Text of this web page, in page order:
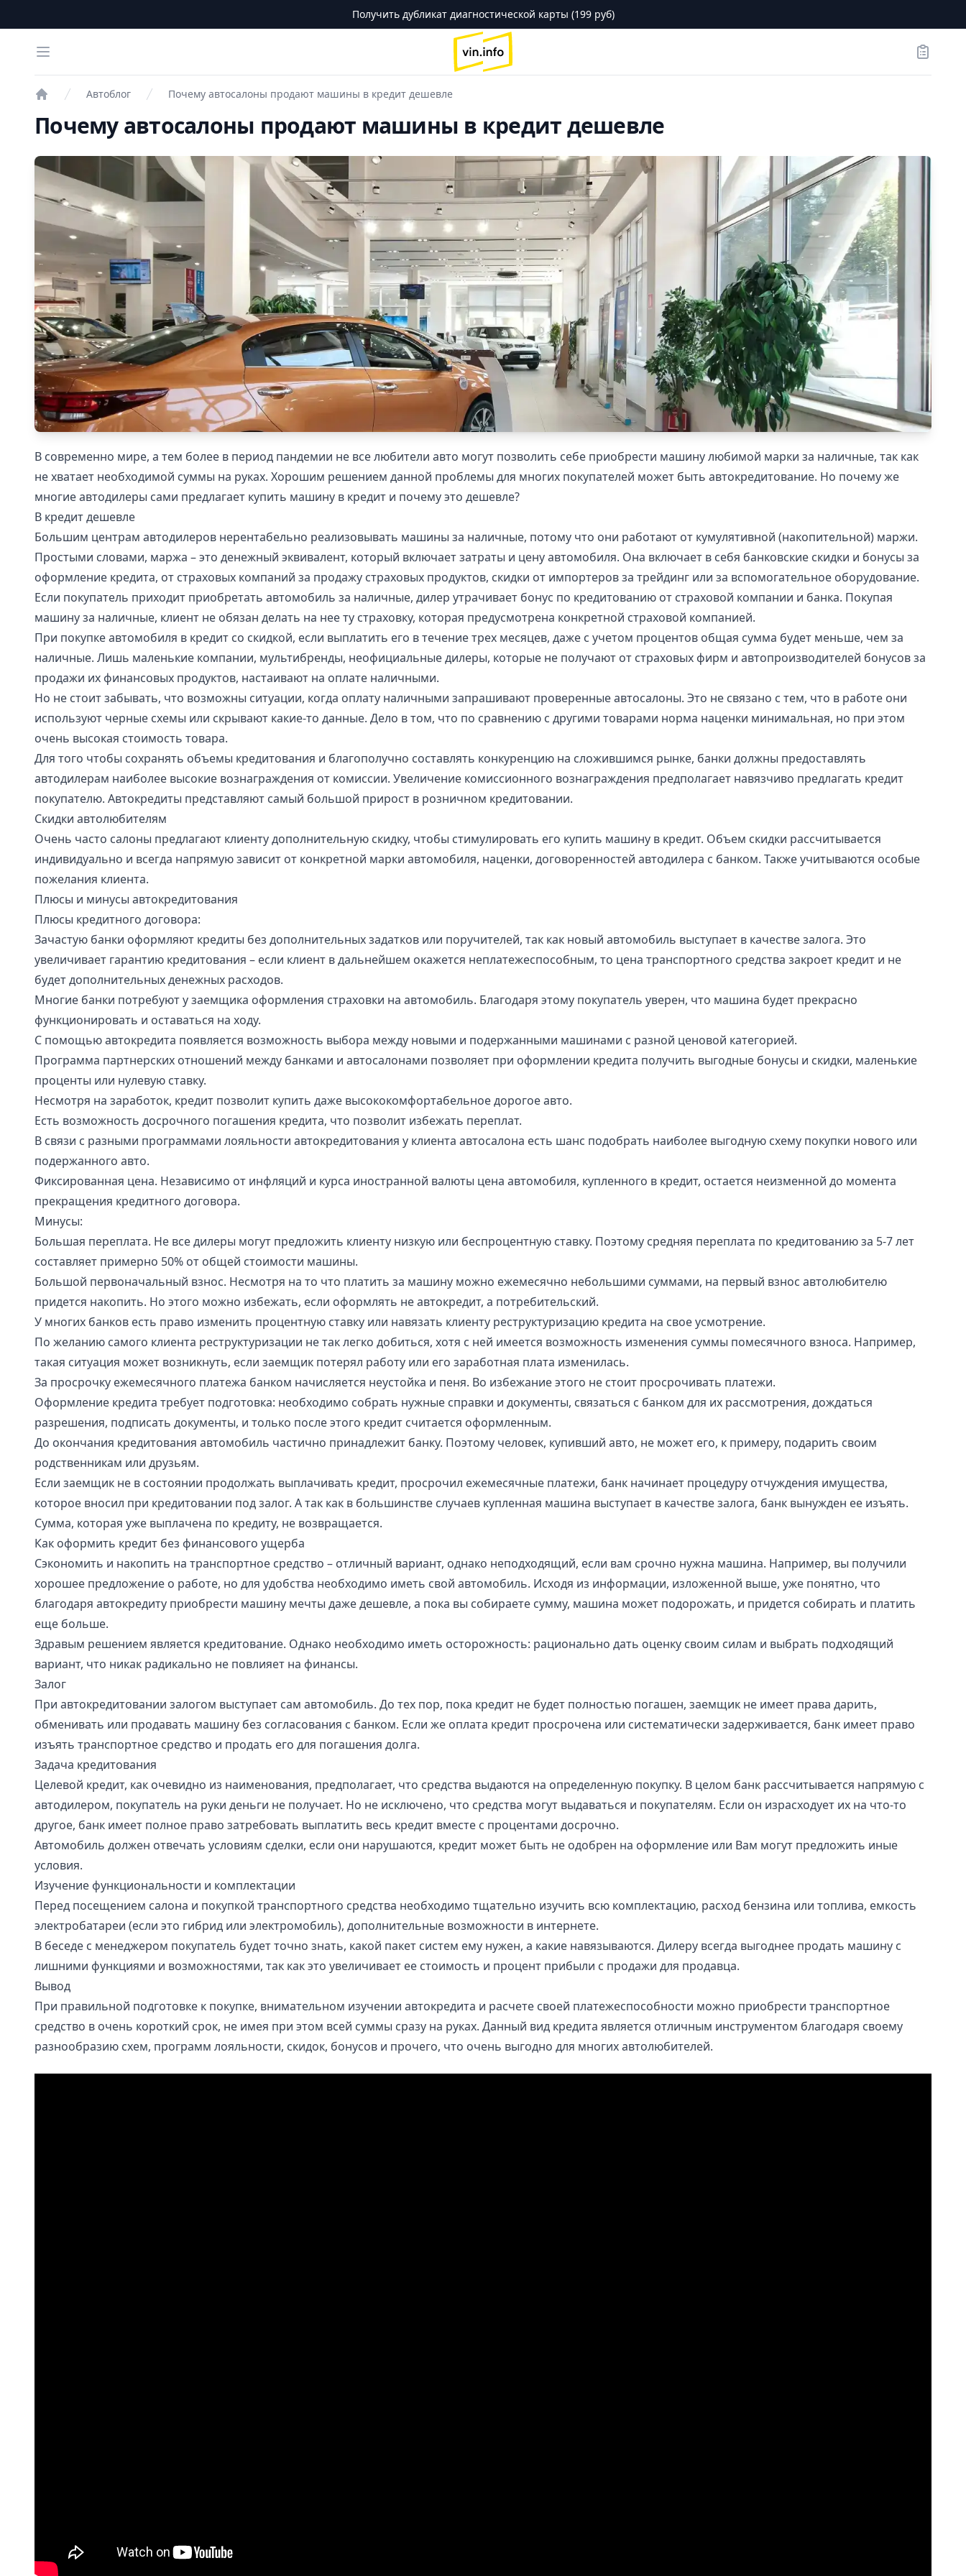
Получить дубликат диагностической карты (199 руб)
Open menu
logo
Заказы
Автоблог Почему автосалоны продают машины в кредит дешевле
Почему автосалоны продают машины в кредит дешевле
В современно мире, а тем более в период пандемии не все любители авто могут позволить себе приобрести машину любимой марки за наличные, так как
не хватает необходимой суммы на руках. Хорошим решением данной проблемы для многих покупателей может быть автокредитование. Но почему же
многие автодилеры сами предлагает купить машину в кредит и почему это дешевле?
В кредит дешевле
Большим центрам автодилеров нерентабельно реализовывать машины за наличные, потому что они работают от кумулятивной (накопительной) маржи.
Простыми словами, маржа – это денежный эквивалент, который включает затраты и цену автомобиля. Она включает в себя банковские скидки и бонусы за
оформление кредита, от страховых компаний за продажу страховых продуктов, скидки от импортеров за трейдинг или за вспомогательное оборудование.
Если покупатель приходит приобретать автомобиль за наличные, дилер утрачивает бонус по кредитованию от страховой компании и банка. Покупая
машину за наличные, клиент не обязан делать на нее ту страховку, которая предусмотрена конкретной страховой компанией.
При покупке автомобиля в кредит со скидкой, если выплатить его в течение трех месяцев, даже с учетом процентов общая сумма будет меньше, чем за
наличные. Лишь маленькие компании, мультибренды, неофициальные дилеры, которые не получают от страховых фирм и автопроизводителей бонусов за
продажи их финансовых продуктов, настаивают на оплате наличными.
Но не стоит забывать, что возможны ситуации, когда оплату наличными запрашивают проверенные автосалоны. Это не связано с тем, что в работе они
используют черные схемы или скрывают какие-то данные. Дело в том, что по сравнению с другими товарами норма наценки минимальная, но при этом
очень высокая стоимость товара.
Для того чтобы сохранять объемы кредитования и благополучно составлять конкуренцию на сложившимся рынке, банки должны предоставлять
автодилерам наиболее высокие вознаграждения от комиссии. Увеличение комиссионного вознаграждения предполагает навязчиво предлагать кредит
покупателю. Автокредиты представляют самый большой прирост в розничном кредитовании.
Скидки автолюбителям
Очень часто салоны предлагают клиенту дополнительную скидку, чтобы стимулировать его купить машину в кредит. Объем скидки рассчитывается
индивидуально и всегда напрямую зависит от конкретной марки автомобиля, наценки, договоренностей автодилера с банком. Также учитываются особые
пожелания клиента.
Плюсы и минусы автокредитования
Плюсы кредитного договора:
Зачастую банки оформляют кредиты без дополнительных задатков или поручителей, так как новый автомобиль выступает в качестве залога. Это
увеличивает гарантию кредитования – если клиент в дальнейшем окажется неплатежеспособным, то цена транспортного средства закроет кредит и не
будет дополнительных денежных расходов.
Многие банки потребуют у заемщика оформления страховки на автомобиль. Благодаря этому покупатель уверен, что машина будет прекрасно
функционировать и оставаться на ходу.
С помощью автокредита появляется возможность выбора между новыми и подержанными машинами с разной ценовой категорией.
Программа партнерских отношений между банками и автосалонами позволяет при оформлении кредита получить выгодные бонусы и скидки, маленькие
проценты или нулевую ставку.
Несмотря на заработок, кредит позволит купить даже высококомфортабельное дорогое авто.
Есть возможность досрочного погашения кредита, что позволит избежать переплат.
В связи с разными программами лояльности автокредитования у клиента автосалона есть шанс подобрать наиболее выгодную схему покупки нового или
подержанного авто.
Фиксированная цена. Независимо от инфляций и курса иностранной валюты цена автомобиля, купленного в кредит, остается неизменной до момента
прекращения кредитного договора.
Минусы:
Большая переплата. Не все дилеры могут предложить клиенту низкую или беспроцентную ставку. Поэтому средняя переплата по кредитованию за 5-7 лет
составляет примерно 50% от общей стоимости машины.
Большой первоначальный взнос. Несмотря на то что платить за машину можно ежемесячно небольшими суммами, на первый взнос автолюбителю
придется накопить. Но этого можно избежать, если оформлять не автокредит, а потребительский.
У многих банков есть право изменить процентную ставку или навязать клиенту реструктуризацию кредита на свое усмотрение.
По желанию самого клиента реструктуризации не так легко добиться, хотя с ней имеется возможность изменения суммы помесячного взноса. Например,
такая ситуация может возникнуть, если заемщик потерял работу или его заработная плата изменилась.
За просрочку ежемесячного платежа банком начисляется неустойка и пеня. Во избежание этого не стоит просрочивать платежи.
Оформление кредита требует подготовка: необходимо собрать нужные справки и документы, связаться с банком для их рассмотрения, дождаться
разрешения, подписать документы, и только после этого кредит считается оформленным.
До окончания кредитования автомобиль частично принадлежит банку. Поэтому человек, купивший авто, не может его, к примеру, подарить своим
родственникам или друзьям.
Если заемщик не в состоянии продолжать выплачивать кредит, просрочил ежемесячные платежи, банк начинает процедуру отчуждения имущества,
которое вносил при кредитовании под залог. А так как в большинстве случаев купленная машина выступает в качестве залога, банк вынужден ее изъять.
Сумма, которая уже выплачена по кредиту, не возвращается.
Как оформить кредит без финансового ущерба
Сэкономить и накопить на транспортное средство – отличный вариант, однако неподходящий, если вам срочно нужна машина. Например, вы получили
хорошее предложение о работе, но для удобства необходимо иметь свой автомобиль. Исходя из информации, изложенной выше, уже понятно, что
благодаря автокредиту приобрести машину мечты даже дешевле, а пока вы собираете сумму, машина может подорожать, и придется собирать и платить
еще больше.
Здравым решением является кредитование. Однако необходимо иметь осторожность: рационально дать оценку своим силам и выбрать подходящий
вариант, что никак радикально не повлияет на финансы.
Залог
При автокредитовании залогом выступает сам автомобиль. До тех пор, пока кредит не будет полностью погашен, заемщик не имеет права дарить,
обменивать или продавать машину без согласования с банком. Если же оплата кредит просрочена или систематически задерживается, банк имеет право
изъять транспортное средство и продать его для погашения долга.
Задача кредитования
Целевой кредит, как очевидно из наименования, предполагает, что средства выдаются на определенную покупку. В целом банк рассчитывается напрямую с
автодилером, покупатель на руки деньги не получает. Но не исключено, что средства могут выдаваться и покупателям. Если он израсходует их на что-то
другое, банк имеет полное право затребовать выплатить весь кредит вместе с процентами досрочно.
Автомобиль должен отвечать условиям сделки, если они нарушаются, кредит может быть не одобрен на оформление или Вам могут предложить иные
условия.
Изучение функциональности и комплектации
Перед посещением салона и покупкой транспортного средства необходимо тщательно изучить всю комплектацию, расход бензина или топлива, емкость
электробатареи (если это гибрид или электромобиль), дополнительные возможности в интернете.
В беседе с менеджером покупатель будет точно знать, какой пакет систем ему нужен, а какие навязываются. Дилеру всегда выгоднее продать машину с
лишними функциями и возможностями, так как это увеличивает ее стоимость и процент прибыли с продажи для продавца.
Вывод
При правильной подготовке к покупке, внимательном изучении автокредита и расчете своей платежеспособности можно приобрести транспортное
средство в очень короткий срок, не имея при этом всей суммы сразу на руках. Данный вид кредита является отличным инструментом благодаря своему
разнообразию схем, программ лояльности, скидок, бонусов и прочего, что очень выгодно для многих автолюбителей.